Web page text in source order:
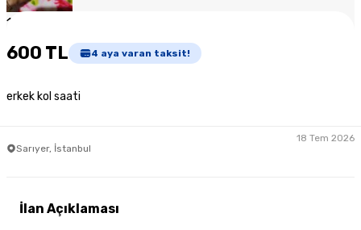
1
600 TL 4 aya varan taksit!
erkek kol saati
Sarıyer, İstanbul
18 Tem 2026
İlan Açıklaması